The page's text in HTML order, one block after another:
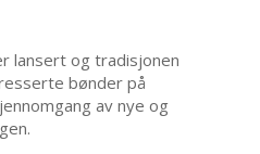
lansert og tradisjonen
bønder på
av nye og